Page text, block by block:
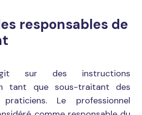
responsables de
sur des instructions
tant que sous-traitant des
praticiens. Le professionnel